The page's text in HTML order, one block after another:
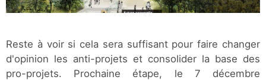
Reste à voir si cela sera suffisant pour faire changer
d'opinion les anti-projets et consolider la base des
pro-projets. Prochaine étape, le 7 décembre